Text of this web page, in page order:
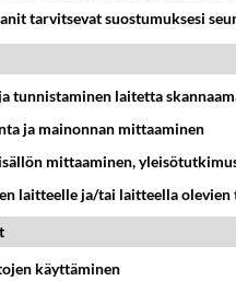
kaivattusi on tehnyt?
tästä?
Ikävä
suhteessa?
Ikävä
tarvitsevat suostumuksesi
tunnistaminen laitetta
ja mainonnan mittaaminen
mittaaminen,
laitteelle ja/tai laitteella
käyttäminen